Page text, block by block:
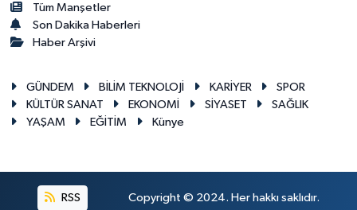
Tüm Manşetler
Son Dakika Haberleri
Haber Arşivi
GÜNDEM BİLİM TEKNOLOJİ KARİYER
SPOR
KÜLTÜR SANAT
EKONOMİ SİYASET
SAĞLIK
YAŞAM
EĞİTİM Künye
RSS Copyright © 2024. Her hakkı saklıdır.